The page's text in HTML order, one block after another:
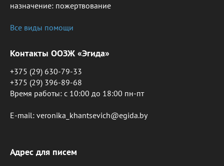
назначение: пожертвование
Все виды помощи
Контакты ООЗЖ «Эгида»
+375 (29) 630-79-33
+375 (29) 396-89-68
Время работы: c 10:00 до 18:00 пн-пт
E-mail: veronika_khantsevich@egida.by
Адрес для писем